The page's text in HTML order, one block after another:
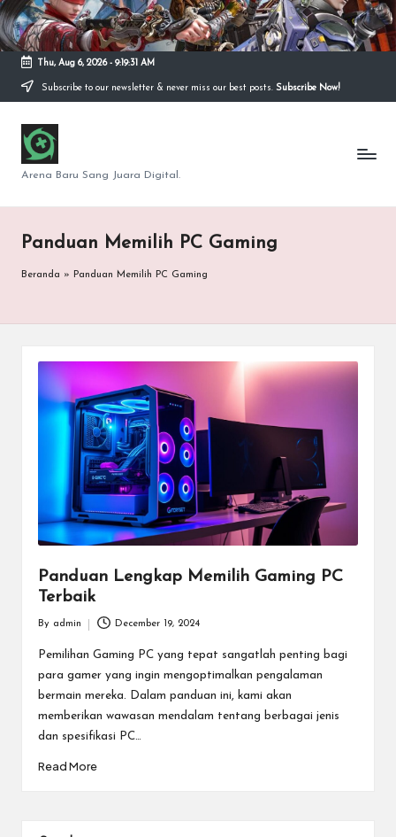
Skip
content
Thu, Aug 6, 2026- 9:19:32 AM
Subscribe to our newsletter & never miss our best posts. Subscribe Now!
S
e
p
u
t
r
G
m
ai
Arena Baru Sang Juara Digital.
Panduan Memilih PC Gaming
Beranda » Panduan Memilih PC Gaming
Panduan Lengkap Memilih Gaming PC
Terbaik
by
By admin December 19, 2024
Pemilihan Gaming PC yang tepat sangatlah penting bagi
para gamer yang ingin mengoptimalkan pengalaman
bermain mereka. Dalam panduan ini, kami akan
memberikan wawasan mendalam tentang berbagai jenis
dan spesifikasi PC…
Read More